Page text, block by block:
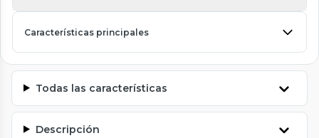
Características principales
Todas las características
Descripción